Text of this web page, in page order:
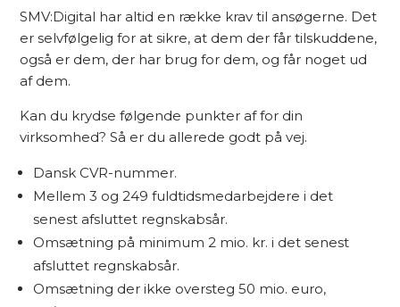
SMV:Digital har altid en række krav til ansøgerne. Det
er selvfølgelig for at sikre, at dem der får tilskuddene,
også er dem, der har brug for dem, og får noget ud
af dem.
Kan du krydse følgende punkter af for din
virksomhed? Så er du allerede godt på vej.
Dansk CVR-nummer.
Mellem 3 og 249 fuldtidsmedarbejdere i det
senest afsluttet regnskabsår.
Omsætning på minimum 2 mio. kr. i det senest
afsluttet regnskabsår.
Omsætning der ikke oversteg 50 mio. euro,